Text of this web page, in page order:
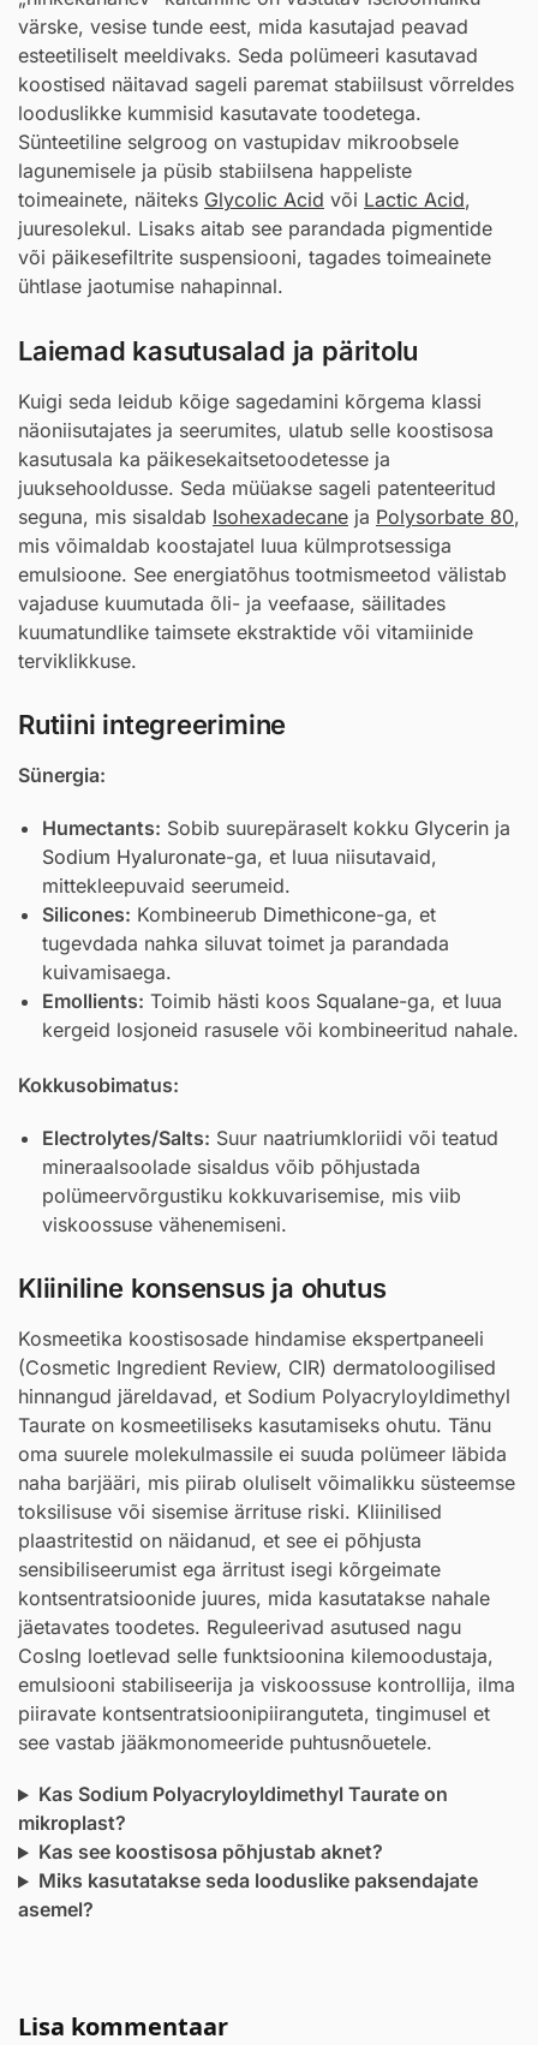
värske, vesise tunde eest, mida kasutajad peavad
esteetiliselt meeldivaks. Seda polümeeri kasutavad
koostised näitavad sageli paremat stabiilsust võrreldes
looduslikke kummisid kasutavate toodetega.
Sünteetiline selgroog on vastupidav mikroobsele
lagunemisele ja püsib stabiilsena happeliste
toimeainete, näiteks Glycolic Acid või Lactic Acid,
juuresolekul. Lisaks aitab see parandada pigmentide
või päikesefiltrite suspensiooni, tagades toimeainete
ühtlase jaotumise nahapinnal.
Laiemad kasutusalad ja päritolu
Kuigi seda leidub kõige sagedamini kõrgema klassi
näoniisutajates ja seerumites, ulatub selle koostisosa
kasutusala ka päikesekaitsetoodetesse ja
juuksehooldusse. Seda müüakse sageli patenteeritud
seguna, mis sisaldab Isohexadecane ja Polysorbate 80,
mis võimaldab koostajatel luua külmprotsessiga
emulsioone. See energiatõhus tootmismeetod välistab
vajaduse kuumutada õli- ja veefaase, säilitades
kuumatundlike taimsete ekstraktide või vitamiinide
terviklikkuse.
Rutiini integreerimine
Sünergia:
Humectants: Sobib suurepäraselt kokku Glycerin ja
Sodium Hyaluronate-ga, et luua niisutavaid,
mittekleepuvaid seerumeid.
Silicones: Kombineerub Dimethicone-ga, et
tugevdada nahka siluvat toimet ja parandada
kuivamisaega.
Emollients: Toimib hästi koos Squalane-ga, et luua
kergeid losjoneid rasusele või kombineeritud nahale.
Kokkusobimatus:
Electrolytes/Salts: Suur naatriumkloriidi või teatud
mineraalsoolade sisaldus võib põhjustada
polümeervõrgustiku kokkuvarisemise, mis viib
viskoossuse vähenemiseni.
Kliiniline konsensus ja ohutus
Kosmeetika koostisosade hindamise ekspertpaneeli
(Cosmetic Ingredient Review, CIR) dermatoloogilised
hinnangud järeldavad, et Sodium Polyacryloyldimethyl
Taurate on kosmeetiliseks kasutamiseks ohutu. Tänu
oma suurele molekulmassile ei suuda polümeer läbida
naha barjääri, mis piirab oluliselt võimalikku süsteemse
toksilisuse või sisemise ärrituse riski. Kliinilised
plaastritestid on näidanud, et see ei põhjusta
sensibiliseerumist ega ärritust isegi kõrgeimate
kontsentratsioonide juures, mida kasutatakse nahale
jäetavates toodetes. Reguleerivad asutused nagu
CosIng loetlevad selle funktsioonina kilemoodustaja,
emulsiooni stabiliseerija ja viskoossuse kontrollija, ilma
piiravate kontsentratsioonipiiranguteta, tingimusel et
see vastab jääkmonomeeride puhtusnõuetele.
Kas Sodium Polyacryloyldimethyl Taurate on
mikroplast?
Kas see koostisosa põhjustab aknet?
Miks kasutatakse seda looduslike paksendajate
asemel?
Lisa kommentaar